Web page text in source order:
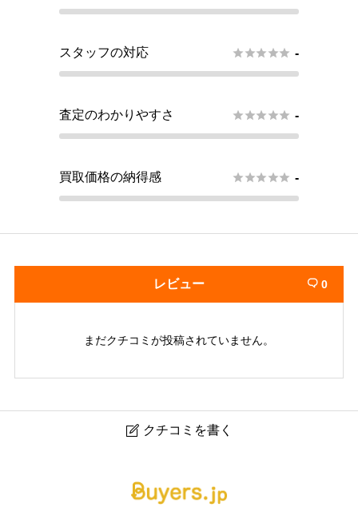
スタッフの対応  -
査定のわかりやすさ  -
買取価格の納得感  -
レビュー  0
まだクチコミが投稿されていません。
 クチコミを書く
門店